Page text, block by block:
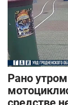
Рано